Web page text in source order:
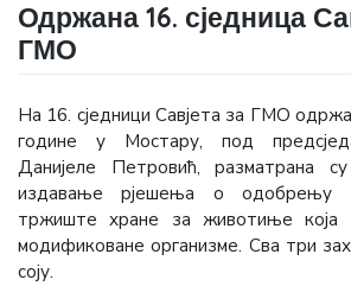
Одржана 16. сједница
ГМО
На 16. сједници Савјета за ГМО
године у Мостару, под
Данијеле Петровић, разматрана
издавање рјешења о одобрењу
тржиште хране за животиње која
модификоване организме. Сва три
соју.